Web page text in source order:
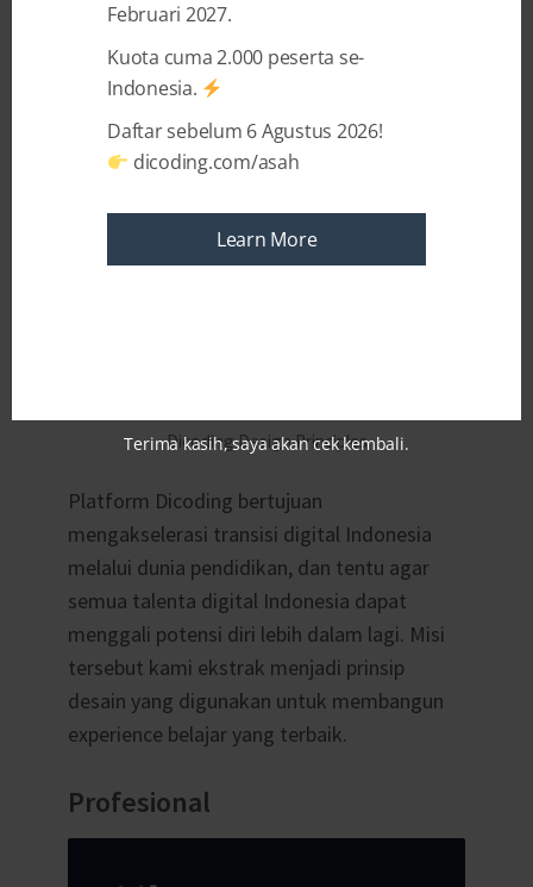
prinsip-prinsip yang kami gunakan dalam
merombak homepagedicoding.com
Dicoding Design Principles
Platform Dicoding bertujuan
mengakselerasi transisi digital Indonesia
melalui dunia pendidikan, dan tentu agar
semua talenta digital Indonesia dapat
menggali potensi diri lebih dalam lagi. Misi
tersebut kami ekstrak menjadi prinsip
desain yang digunakan untuk membangun
experience belajar yang terbaik.
Profesional
Februari 2027.
Kuota cuma 2.000 peserta se-
Indonesia.
Daftar sebelum 6 Agustus 2026!
dicoding.com/asah
Learn More
Terima kasih, saya akan cek kembali.